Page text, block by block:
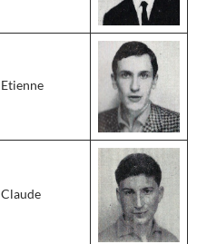
Etienne
Claude